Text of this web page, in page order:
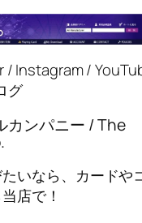
/ Instagram /
グ
カンパニー / The
いなら、カードや
店で！